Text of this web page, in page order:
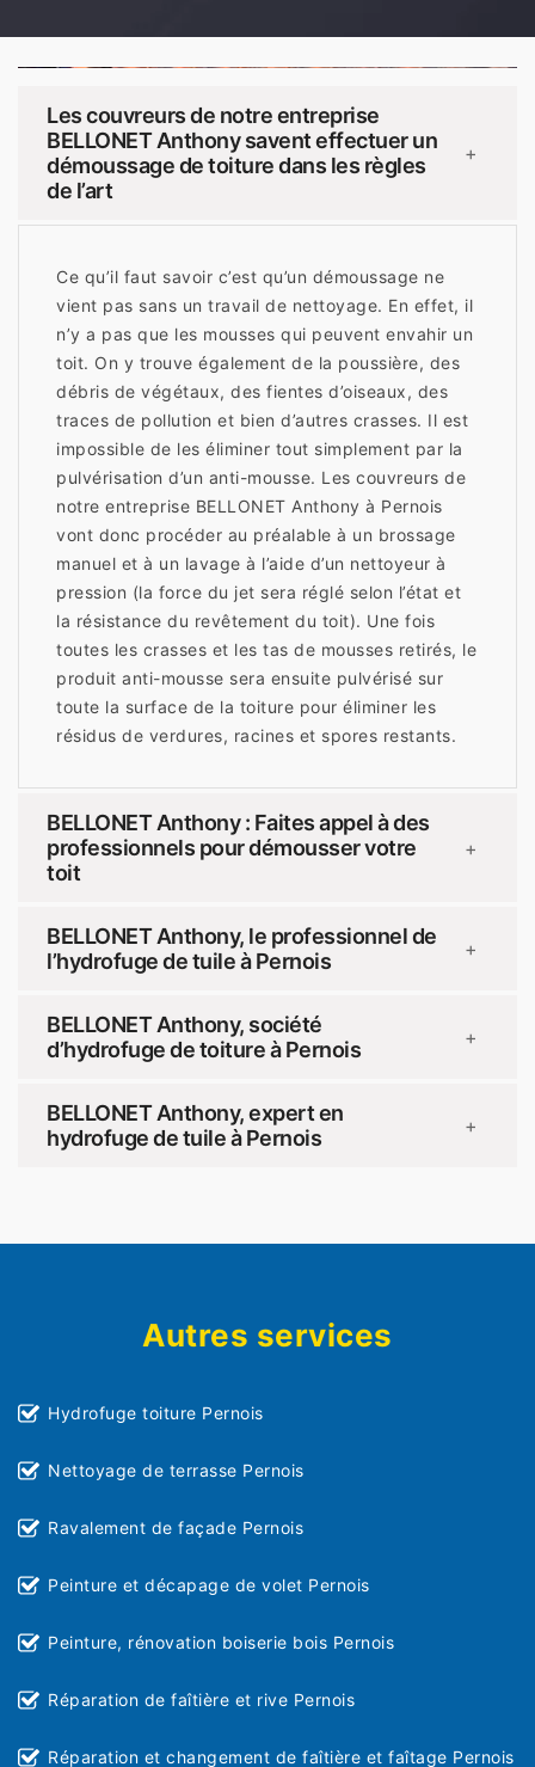
Les couvreurs de notre entreprise
BELLONET Anthony savent effectuer un
démoussage de toiture dans les règles
de l’art
+
Ce qu’il faut savoir c’est qu’un démoussage ne
vient pas sans un travail de nettoyage. En effet, il
n’y a pas que les mousses qui peuvent envahir un
toit. On y trouve également de la poussière, des
débris de végétaux, des fientes d’oiseaux, des
traces de pollution et bien d’autres crasses. Il est
impossible de les éliminer tout simplement par la
pulvérisation d’un anti-mousse. Les couvreurs de
notre entreprise BELLONET Anthony à Pernois
vont donc procéder au préalable à un brossage
manuel et à un lavage à l’aide d’un nettoyeur à
pression (la force du jet sera réglé selon l’état et
la résistance du revêtement du toit). Une fois
toutes les crasses et les tas de mousses retirés, le
produit anti-mousse sera ensuite pulvérisé sur
toute la surface de la toiture pour éliminer les
résidus de verdures, racines et spores restants.
BELLONET Anthony : Faites appel à des
professionnels pour démousser votre
toit
+
BELLONET Anthony, le professionnel de
l’hydrofuge de tuile à Pernois
+
BELLONET Anthony, société
d’hydrofuge de toiture à Pernois
+
BELLONET Anthony, expert en
hydrofuge de tuile à Pernois
+
Autres services
Hydrofuge toiture Pernois
Nettoyage de terrasse Pernois
Ravalement de façade Pernois
Peinture et décapage de volet Pernois
Peinture, rénovation boiserie bois Pernois
Réparation de faîtière et rive Pernois
Réparation et changement de faîtière et faîtage Pernois